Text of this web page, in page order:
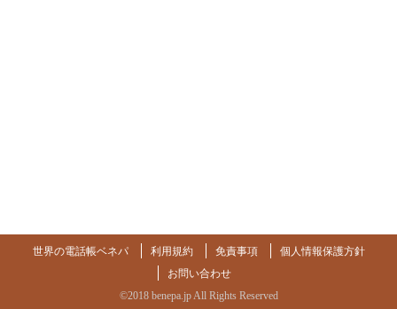
世界の電話帳ベネパ 利用規約 免責事項
個人情報保護方針
お問い合わせ
©2018 benepa.jp All Rights Reserved